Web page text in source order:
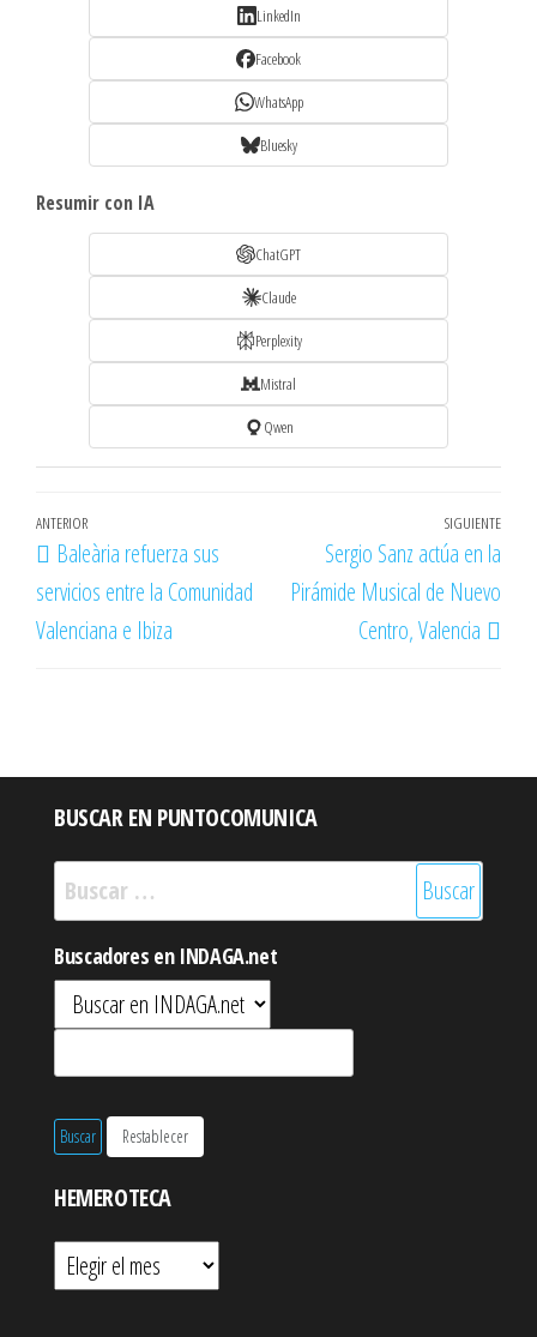
LinkedIn
Facebook
WhatsApp
Bluesky
Resumir con IA
ChatGPT
Claude
Perplexity
Mistral
Qwen
Navegación
de
entradas
Entrada
anterior
ANTERIOR
Baleària refuerza sus
servicios entre la Comunidad
Valenciana e Ibiza
SIGUIENTE
Sergio Sanz actúa en la
Pirámide Musical de Nuevo
Centro, Valencia
BUSCAR EN PUNTOCOMUNICA
Buscar:
Buscadores en INDAGA.net
HEMEROTECA
Hemeroteca